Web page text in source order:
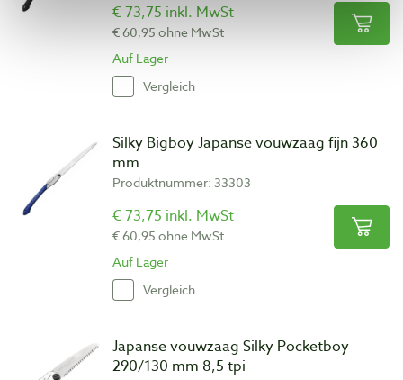
€ 73,75 inkl. MwSt
€ 60,95 ohne MwSt
Auf Lager
Vergleich
Silky Bigboy Japanse vouwzaag fijn 360
mm
Produktnummer: 33303
€ 73,75 inkl. MwSt
€ 60,95 ohne MwSt
Auf Lager
Vergleich
Japanse vouwzaag Silky Pocketboy
290/130 mm 8,5 tpi